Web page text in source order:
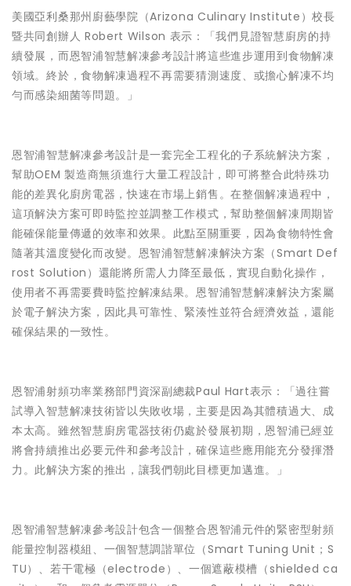
美國亞利桑那州廚藝學院（Arizona Culinary Institute）校長
暨共同創辦人 Robert Wilson 表示：「我們見證智慧廚房的持
續發展，而恩智浦智慧解凍參考設計將這些進步運用到食物解凍
領域。終於，食物解凍過程不再需要猜測速度、或擔心解凍不均
勻而感染細菌等問題。」
恩智浦智慧解凍參考設計是一套完全工程化的子系統解決方案，
幫助OEM 製造商無須進行大量工程設計，即可將整合此特殊功
能的差異化廚房電器，快速在市場上銷售。在整個解凍過程中，
這項解決方案可即時監控並調整工作模式，幫助整個解凍周期皆
能確保能量傳遞的效率和效果。此點至關重要，因為食物特性會
隨著其溫度變化而改變。恩智浦智慧解凍解決方案（Smart Def
rost Solution）還能將所需人力降至最低，實現自動化操作，
使用者不再需要費時監控解凍結果。恩智浦智慧解凍解決方案屬
於電子解決方案，因此具可靠性、緊湊性並符合經濟效益，還能
確保結果的一致性。
恩智浦射頻功率業務部門資深副總裁Paul Hart表示：「過往嘗
試導入智慧解凍技術皆以失敗收場，主要是因為其體積過大、成
本太高。雖然智慧廚房電器技術仍處於發展初期，恩智浦已經並
將會持續推出必要元件和參考設計，確保這些應用能充分發揮潛
力。此解決方案的推出，讓我們朝此目標更加邁進。」
恩智浦智慧解凍參考設計包含一個整合恩智浦元件的緊密型射頻
能量控制器模組、一個智慧調諧單位（Smart Tuning Unit；S
TU）、若干電極（electrode）、一個遮蔽模槽（shielded ca